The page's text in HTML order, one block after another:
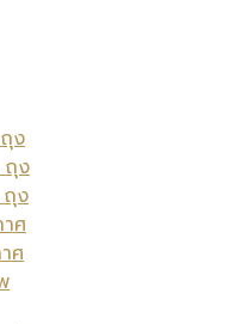
ง
ถุง
ง
ศ
ศ